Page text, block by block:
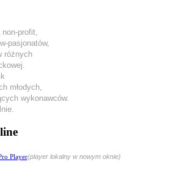
profit,
pasjonatów,
różnych
młodych,
wykonawców.
(player lokalny w nowym oknie)